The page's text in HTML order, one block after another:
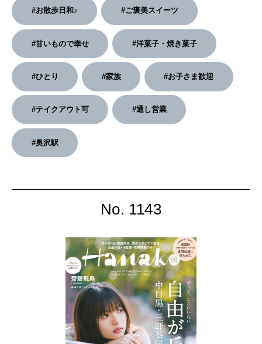
2026年4月号「未来をつくる、学びの教科書。」
2026年3月号「スイーツ予想図 2026」
2026年2月号「良運を掴む 新・開運術。」
2026年1月号「猫がいれば、幸せ」
2025年12月号「お酒の新常識。」
#お散歩日和♪ #ご褒美スイーツ
#甘いもので幸せ #洋菓子・焼き菓子
#ひとり #家族 #お子さま歓迎
#テイクアウト可 #通し営業
#奥沢駅
No. 1143